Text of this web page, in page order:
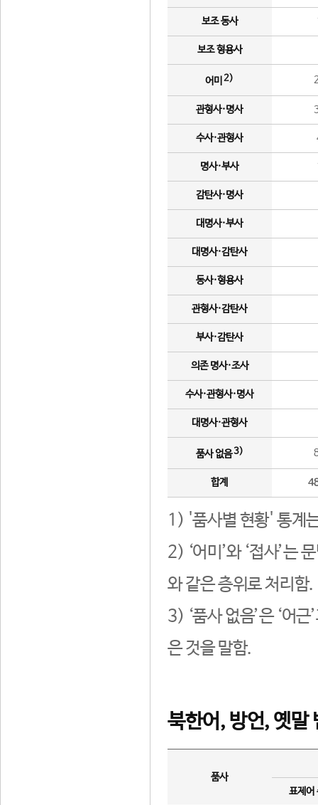
보조 동사
보조 형용사
어미 2)
관형사·명사
수사·관형사
명사·부사
감탄사·명사
대명사·부사
대명사·감탄사
동사·형용사
관형사·감탄사
부사·감탄사
의존 명사·조사
수사·관형사·명사
대명사·관형사
품사 없음3)
합계
1) '품사별 현황' 통계
2) ‘어미’와 ‘접사’는
와 같은 층위로 처리함.
3) ‘품사 없음’은 ‘어
은 것을 말함.
북한어, 방언, 옛말
품사
표제어